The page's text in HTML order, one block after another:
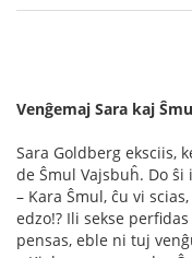
Venĝemaj Sara kaj
Sara Goldberg eksciis,
de Ŝmul Vajsbuĥ. Do
– Kara Ŝmul, ĉu vi
edzo!? Ili sekse
pensas, eble ni tuj